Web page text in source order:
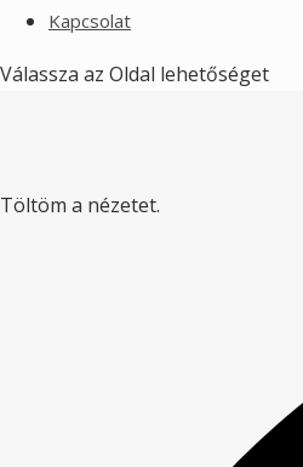
Kapcsolat
Válassza az Oldal lehetőséget
Töltöm a nézetet.